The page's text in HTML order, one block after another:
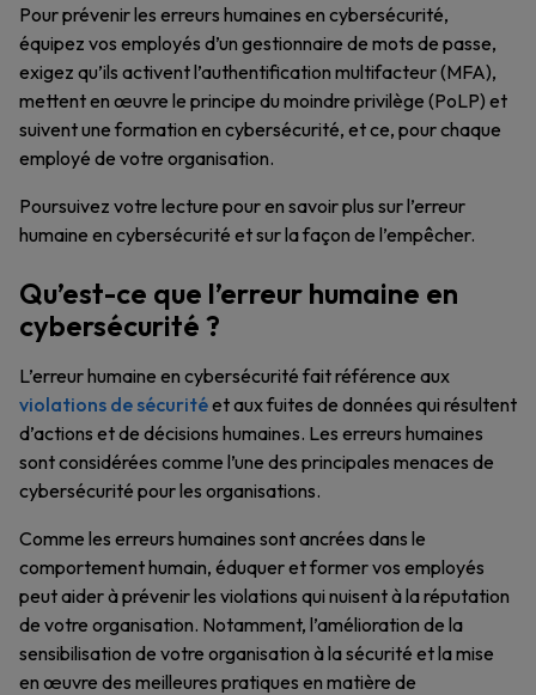
Pour prévenir les erreurs humaines en cybersécurité,
équipez vos employés d’un gestionnaire de mots de passe,
exigez qu’ils activent l’authentification multifacteur (MFA),
mettent en œuvre le principe du moindre privilège (PoLP) et
suivent une formation en cybersécurité, et ce, pour chaque
employé de votre organisation.
Poursuivez votre lecture pour en savoir plus sur l’erreur
humaine en cybersécurité et sur la façon de l’empêcher.
Qu’est-ce que l’erreur humaine en
cybersécurité ?
L’erreur humaine en cybersécurité fait référence aux
violations de sécuritéet aux fuites de données qui résultent
d’actions et de décisions humaines. Les erreurs humaines
sont considérées comme l’une des principales menaces de
cybersécurité pour les organisations.
Comme les erreurs humaines sont ancrées dans le
comportement humain, éduquer et former vos employés
peut aider à prévenir les violations qui nuisent à la réputation
de votre organisation. Notamment, l’amélioration de la
sensibilisation de votre organisation à la sécurité et la mise
en œuvre des meilleures pratiques en matière de